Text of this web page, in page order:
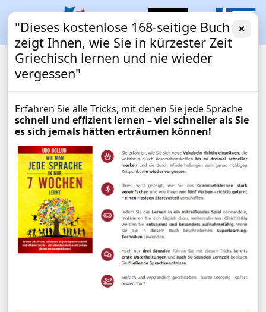
"Dieses kostenlose 168-seitige Buch
zeigt Ihnen, wie Sie in kürzester Zeit
Griechisch lernen und nie wieder
vergessen"
✕
Erfahren Sie alle Tricks, mit denen Sie jede Sprache
schnell und effizient lernen – viel schneller als Sie
es sich jemals hätten erträumen können!